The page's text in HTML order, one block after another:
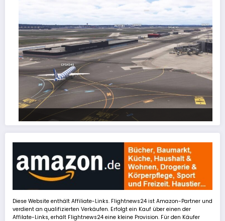
FSLTL Traffic: Tipps und Tricks, damit es klappt!
Diese Website enthält Affiliate-Links. Flightnews24 ist Amazon-Partner und
verdient an qualifizierten Verkäufen. Erfolgt ein Kauf über einen der
Affilate-Links, erhält Flightnews24 eine kleine Provision. Für den Käufer